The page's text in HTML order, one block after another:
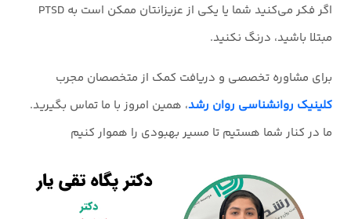
اگر فکر می‌کنید شما یا یکی از عزیزانتان ممکن است به PTSD
مبتلا باشید، درنگ نکنید.
برای مشاوره تخصصی و دریافت کمک از متخصصان مجرب
کلینیک روانشناسی روان رشد، همین امروز با ما تماس بگیرید.
ما در کنار شما هستیم تا مسیر بهبودی را هموار کنیم